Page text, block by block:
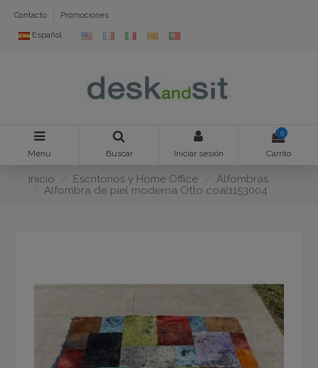
Contacto Promociones
Español
Menu Buscar Iniciar sesión
0
Carrito
Inicio Escritorios y Home Office
Alfombras
Alfombra de piel moderna Otto coal1153004